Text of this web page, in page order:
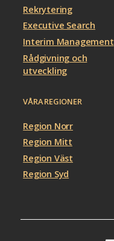
Rekrytering
Executive Search
Interim Management
Rådgivning och
utveckling
VÅRA REGIONER
Region Norr
Region Mitt
Region Väst
Region Syd